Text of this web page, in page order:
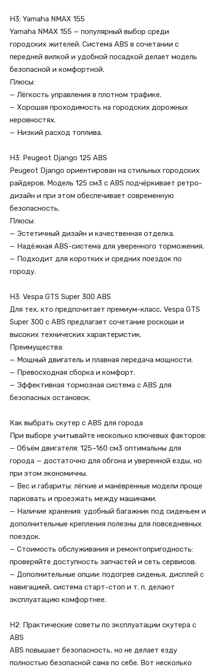
H3: Yamaha NMAX 155
Yamaha NMAX 155 — популярный выбор среди
городских жителей. Система ABS в сочетании с
передней вилкой и удобной посадкой делает модель
безопасной и комфортной.
Плюсы:
— Лёгкость управления в плотном трафике.
— Хорошая проходимость на городских дорожных
неровностях.
— Низкий расход топлива.
H3: Peugeot Django 125 ABS
Peugeot Django ориентирован на стильных городских
райдеров. Модель 125 см3 с ABS подчёркивает ретро-
дизайн и при этом обеспечивает современную
безопасность.
Плюсы:
— Эстетичный дизайн и качественная отделка.
— Надёжная ABS-система для уверенного торможения.
— Подходит для коротких и средних поездок по
городу.
H3: Vespa GTS Super 300 ABS
Для тех, кто предпочитает премиум-класс, Vespa GTS
Super 300 с ABS предлагает сочетание роскоши и
высоких технических характеристик.
Преимущества:
— Мощный двигатель и плавная передача мощности.
— Превосходная сборка и комфорт.
— Эффективная тормозная система с ABS для
безопасных остановок.
Как выбрать скутер с ABS для города
При выборе учитывайте несколько ключевых факторов:
— Объём двигателя: 125–160 см3 оптимальны для
города — достаточно для обгона и уверенной езды, но
при этом экономичны.
— Вес и габариты: лёгкие и манёвренные модели проще
парковать и проезжать между машинами.
— Наличие хранения: удобный багажник под сиденьем и
дополнительные крепления полезны для повседневных
поездок.
— Стоимость обслуживания и ремонтопригодность:
проверяйте доступность запчастей и сеть сервисов.
— Дополнительные опции: подогрев сиденья, дисплей с
навигацией, система старт-стоп и т. п. делают
эксплуатацию комфортнее.
H2: Практические советы по эксплуатации скутера с
ABS
ABS повышает безопасность, но не делает езду
полностью безопасной сама по себе. Вот несколько